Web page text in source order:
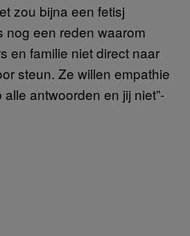
zou bijna een fetisj
nog een reden waarom
en familie niet direct naar
steun. Ze willen empathie
alle antwoorden en jij niet”-